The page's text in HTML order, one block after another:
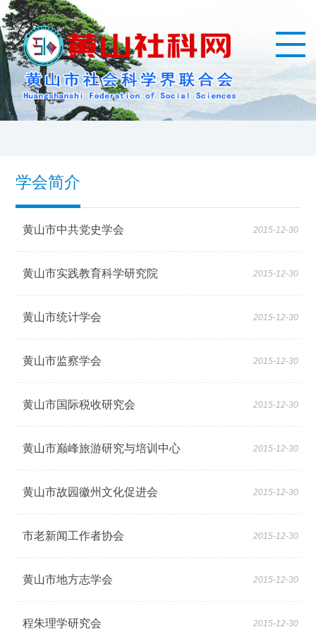
学会简介
黄山市中共党史学会 2015-12-30
黄山市实践教育科学研究院 2015-12-30
黄山市统计学会 2015-12-30
黄山市监察学会 2015-12-30
黄山市国际税收研究会 2015-12-30
黄山市巅峰旅游研究与培训中心 2015-12-30
黄山市故园徽州文化促进会 2015-12-30
市老新闻工作者协会 2015-12-30
黄山市地方志学会 2015-12-30
程朱理学研究会 2015-12-30